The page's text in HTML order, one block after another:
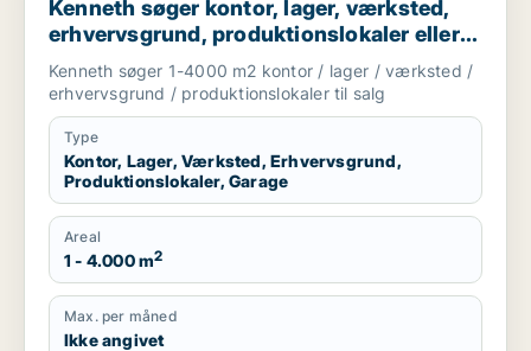
Kenneth søger kontor, lager, værksted,
erhvervsgrund, produktionslokaler eller
garage til salg i Ruds Vedby, Dianalund
eller Stenlille m.fl.
Kenneth søger 1-4000 m2 kontor / lager / værksted /
erhvervsgrund / produktionslokaler til salg
Type
Kontor, Lager, Værksted, Erhvervsgrund,
Produktionslokaler, Garage
Areal
1 - 4.000 m2
Max. per måned
Ikke angivet